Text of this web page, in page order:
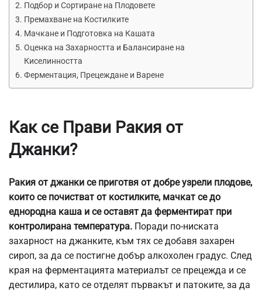
Подбор и Сортиране на Плодовете
Премахване на Костилките
Мачкане и Подготовка на Кашата
Оценка на Захарността и Балансиране на
Киселинността
Ферментация, Прецеждане и Варене
Как се Прави Ракия от
Джанки?
Ракия от джанки се приготвя от добре узрели плодове,
които се почистват от костилките, мачкат се до
еднородна каша и се оставят да ферментират при
контролирана температура. Поради по-ниската
захарност на джанките, към тях се добавя захарен
сироп, за да се постигне добър алкохолен градус. След
края на ферментацията материалът се прецежда и се
дестилира, като се отделят първакът и патоките, за да